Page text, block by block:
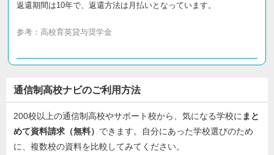
返還期間は10年で、返還方法は月払いとなっています。
参考： 高校育英貸与奨学金
通信制高校ナビのご利用方法
200校以上の通信制高校やサポート校から、気になる学校に まと
めて資料請求（無料） できます。自分にあった学校選びのため
に、複数校の資料を比較してみてください。